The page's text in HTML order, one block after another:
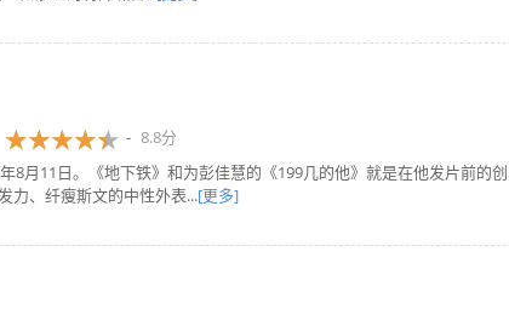
8.8分
8月11日。《地下铁》和为彭佳慧的《199几的他》就是在他发片前的创
力、纤瘦斯文的中性外表...[更多]